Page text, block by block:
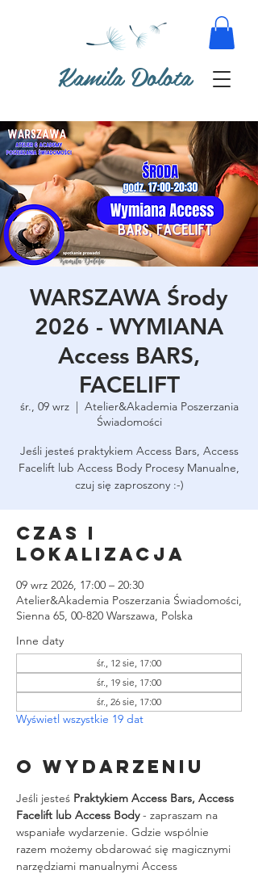
Kamila Dolota
WARSZAWA Środy
2026 - WYMIANA
Access BARS,
FACELIFT
śr., 09 wrz
  |
Atelier&Akademia Poszerzania
Świadomości
Jeśli jesteś praktykiem Access Bars, Access
Facelift lub Access Body Procesy Manualne,
czuj się zaproszony :-)
Czas i
lokalizacja
09 wrz 2026, 17:00 – 20:30
Atelier&Akademia Poszerzania Świadomości,
Sienna 65, 00-820 Warszawa, Polska
Inne daty
śr., 12 sie, 17:00
śr., 19 sie, 17:00
śr., 26 sie, 17:00
Wyświetl wszystkie 19 dat
O wydarzeniu
Jeśli jesteś Praktykiem Access Bars, Access
Facelift lub Access Body - zapraszam na
wspaniałe wydarzenie. Gdzie wspólnie
razem możemy obdarować się magicznymi
narzędziami manualnymi Access